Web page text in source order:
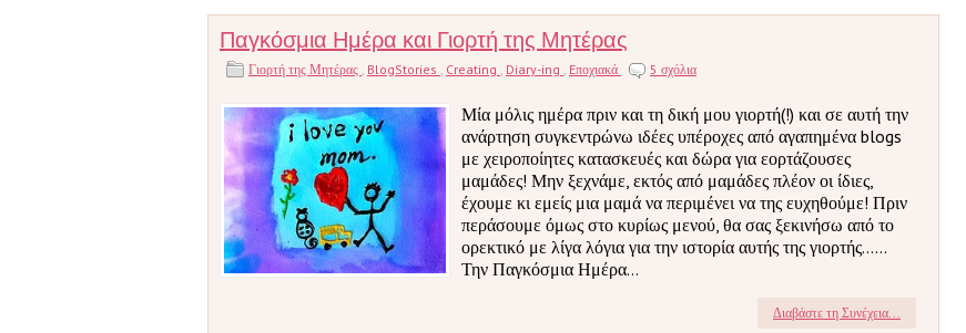
Παγκόσμια Ημέρα και Γιορτή της Μητέρας
Γιορτή της Μητέρας , BlogStories , Creating , Diary-ing , Eποχιακά 5 σχόλια
Μία μόλις ημέρα πριν και τη δική μου γιορτή(!) και σε αυτή την
ανάρτηση συγκεντρώνω ιδέες υπέροχες από αγαπημένα blogs
με χειροποίητες κατασκευές και δώρα για εορτάζουσες
μαμάδες! Μην ξεχνάμε, εκτός από μαμάδες πλέον οι ίδιες,
έχουμε κι εμείς μια μαμά να περιμένει να της ευχηθούμε! Πριν
περάσουμε όμως στο κυρίως μενού, θα σας ξεκινήσω από το
ορεκτικό με λίγα λόγια για την ιστορία αυτής της γιορτής......
Την Παγκόσμια Ημέρα...
Διαβάστε τη Συνέχεια...